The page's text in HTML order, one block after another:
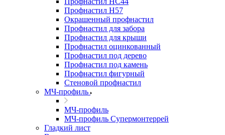
Профнастил Н57
Окрашенный профнастил
Профнастил для забора
Профнастил для крыши
Профнастил оцинкованный
Профнастил под дерево
Профнастил под камень
Профнастил фигурный
Стеновой профнастил
МЧ-профиль
МЧ-профиль
МЧ-профиль Супермонтеррей
Гладкий лист